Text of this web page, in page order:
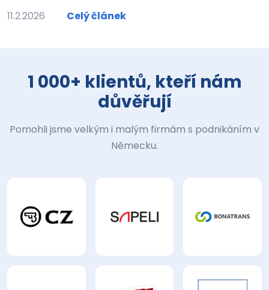
11.2.2026 Celý článek
1 000+ klientů, kteří nám
důvěřují
Pomohli jsme velkým i malým firmám s podnikáním v
Německu.